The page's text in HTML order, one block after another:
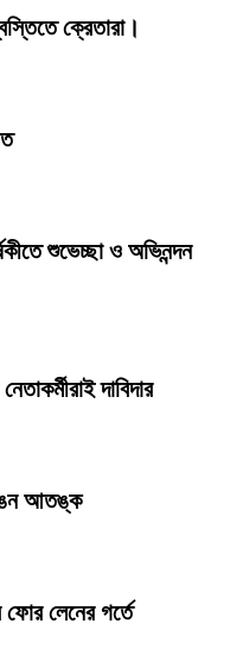
ক্রেতারা।
শুভেচ্ছা ও অভিনন্দন
দাবিদার
আতঙ্ক
ফোর লেনের গর্তে